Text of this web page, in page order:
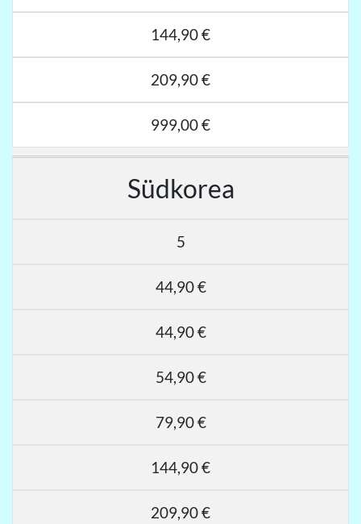
144,90 €
209,90 €
999,00 €
Südkorea
5
44,90 €
44,90 €
54,90 €
79,90 €
144,90 €
209,90 €